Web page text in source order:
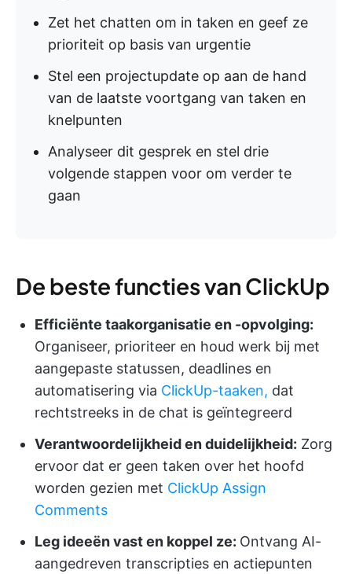
Zet het chatten om in taken en geef ze
prioriteit op basis van urgentie
Stel een projectupdate op aan de hand
van de laatste voortgang van taken en
knelpunten
Analyseer dit gesprek en stel drie
volgende stappen voor om verder te
gaan
De beste functies van ClickUp
Efficiënte taakorganisatie en -opvolging:
Organiseer, prioriteer en houd werk bij met
aangepaste statussen, deadlines en
automatisering via ClickUp-taaken, dat
rechtstreeks in de chat is geïntegreerd
Verantwoordelijkheid en duidelijkheid: Zorg
ervoor dat er geen taken over het hoofd
worden gezien met ClickUp Assign
Comments
Leg ideeën vast en koppel ze: Ontvang AI-
aangedreven transcripties en actiepunten